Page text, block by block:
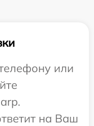
или
на Ваш